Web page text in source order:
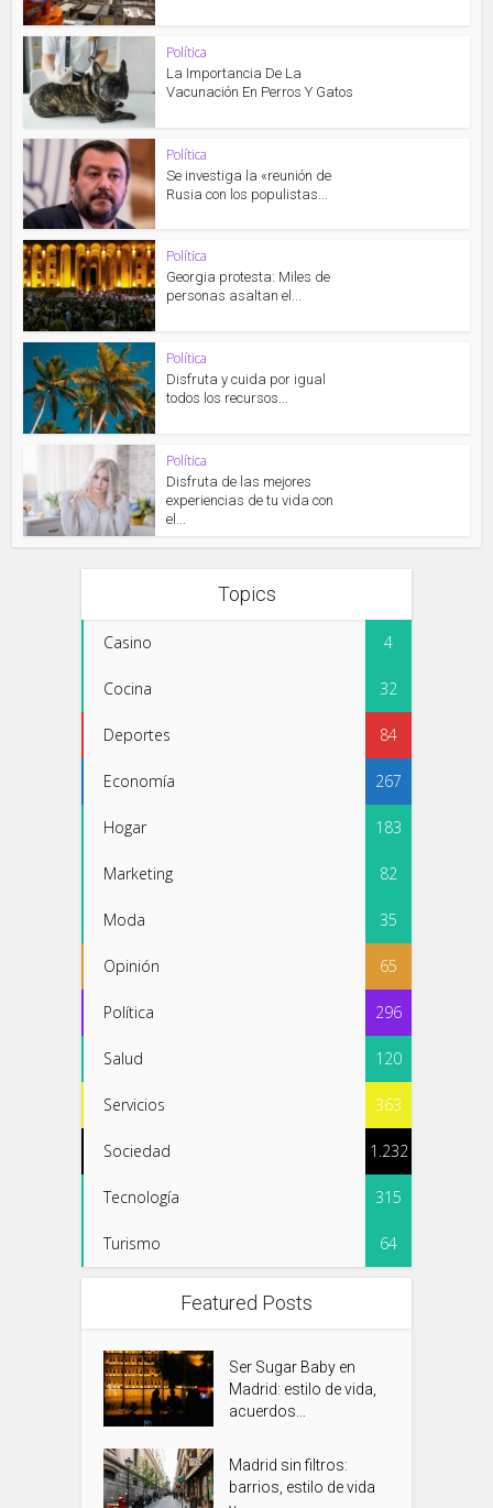
Política
La Importancia De La
Vacunación En Perros Y Gatos
Política
Se investiga la «reunión de
Rusia con los populistas...
Política
Georgia protesta: Miles de
personas asaltan el...
Política
Disfruta y cuida por igual
todos los recursos...
Política
Disfruta de las mejores
experiencias de tu vida con
el...
Topics
Casino 4
Cocina 32
Deportes 84
Economía 267
Hogar 183
Marketing 82
Moda 35
Opinión 65
Política 296
Salud 120
Servicios 363
Sociedad 1.232
Tecnología 315
Turismo 64
Featured Posts
Ser Sugar Baby en
Madrid: estilo de vida,
acuerdos...
Madrid sin filtros:
barrios, estilo de vida